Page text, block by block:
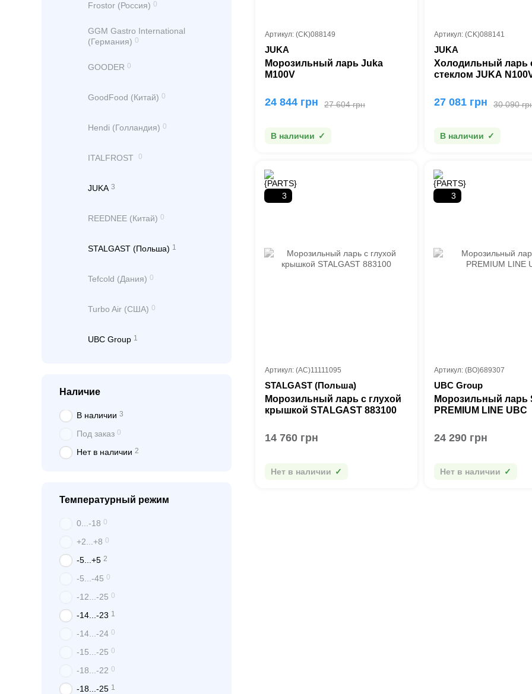
Артикул: (CK)088149
JUKA
Морозильный ларь Juka
M100V
27 604 грн
24 844 грн
В наличии
Артикул: (CK)088141
JUKA
Холодильный ларь
стеклом JUKA
30 090
27 081 грн
В наличии
3
Артикул: (AC)11111095
STALGAST (Польша)
Морозильный ларь с глухой
крышкой STALGAST 883100
14 760 грн
Нет в наличии
3
Артикул: (BO)689307
UBC Group
Морозильный ларь
PREMIUM LINE UBC
24 290 грн
Нет в наличии
Frostor (Россия) 0
GGM Gastro International
(Германия) 0
GOODER 0
GoodFood (Китай) 0
Hendi (Голландия) 0
ITALFROST 0
JUKA 3
REEDNEE (Китай) 0
STALGAST (Польша) 1
Tefcold (Дания) 0
Turbo Air (США) 0
UBC Group 1
Наличие
В наличии 3
Под заказ 0
Нет в наличии 2
Температурный режим
0...-18 0
+2...+8 0
-5...+5 2
-5...-45 0
-12...-25 0
-14...-23 1
-14...-24 0
-15...-25 0
-18...-22 0
-18...-25 1